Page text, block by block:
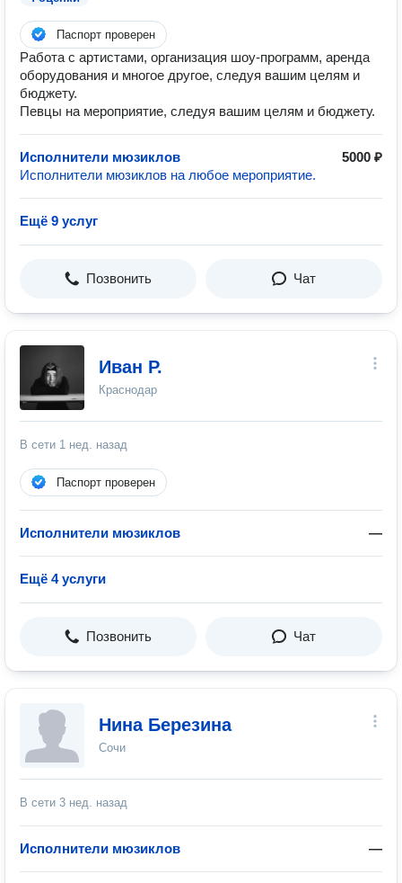
Паспорт проверен
Работа с артистами, организация шоу-программ, аренда
оборудования и многое другое, следуя вашим целям и
бюджету.
Певцы на мероприятие, следуя вашим целям и бюджету.
Исполнители мюзиклов
5000 ₽
Исполнители мюзиклов на любое мероприятие.
Ещё 9 услуг
Позвонить Чат
Иван Р.
Краснодар
В сети 1 нед. назад
Паспорт проверен
Исполнители мюзиклов —
Ещё 4 услуги
Позвонить Чат
Нина Березина
Сочи
В сети 3 нед. назад
Исполнители мюзиклов —